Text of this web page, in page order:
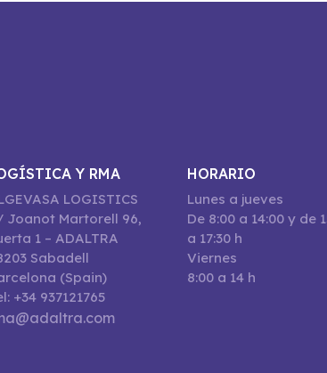
Y RMA
LOGISTICS
Joanot Martorell 96,
1 – ADALTRA
Sabadell
(Spain)
+34 937121765
HORARIO
Lunes a jueves
De 8:00 a 14:00 y de
a 17:30 h
Viernes
8:00 a 14 h